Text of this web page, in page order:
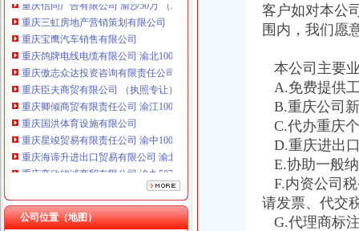
重庆三虹房地产营销策划有限公司
重庆宝鹰汽车销售有限公司
重庆鸽牌电线电缆有限公司 渝北10010万 (进出口权)
重庆傲志众达投资咨询有限责任公司 渝九1000万 （增资）
重庆臣夫商贸有限公司 （执照专让）
重庆卿倾商贸有限责任公司 渝江100万 （工商注册）
重庆国洪体育设施有限公司
重庆星竣贸易有限责任公司 渝中100万 （进出口权）
重庆海谛升进出口贸易有限公司 渝北100万 （进出口权）
重庆奕欣锦诚商贸有限公司 渝九50万 （工商注册）
重庆信同广告有限公司 渝沙50万 （工商注册）
重庆宝鹰汽车销售有限公司
公司位置（地图）
客户如对本公
围内，我们愿
本公司主要
A.免费提供
B.重庆公司
C.代办重庆
D.重庆进出
E.协助一般
F.内资公司
请发票、代交
G.代理商标